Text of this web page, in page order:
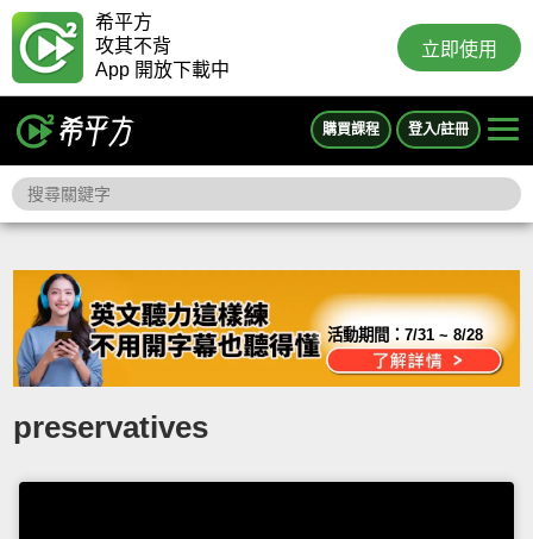
希平方
攻其不背
App 開放下載中
立即使用
購買課程 登入/註冊
活動期間：7/31 ~ 8/28
preservatives